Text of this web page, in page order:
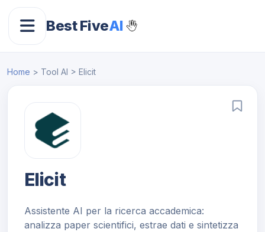
Best FiveAI
Home > Tool AI > Elicit
Elicit
Assistente AI per la ricerca accademica:
analizza paper scientifici, estrae dati e sintetizza